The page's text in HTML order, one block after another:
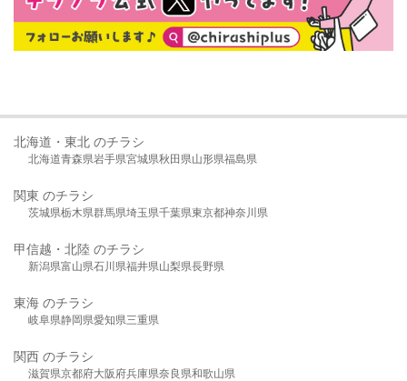
北海道・東北 のチラシ
北海道青森県岩手県宮城県秋田県山形県福島県
関東 のチラシ
茨城県栃木県群馬県埼玉県千葉県東京都神奈川県
甲信越・北陸 のチラシ
新潟県富山県石川県福井県山梨県長野県
東海 のチラシ
岐阜県静岡県愛知県三重県
関西 のチラシ
滋賀県京都府大阪府兵庫県奈良県和歌山県